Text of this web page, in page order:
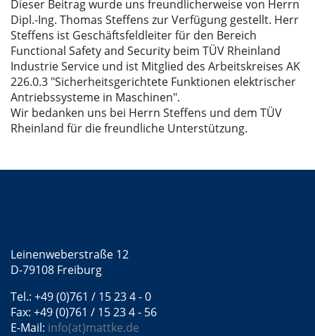
Dieser Beitrag wurde uns freundlicherweise von Herrn
Dipl.-Ing. Thomas Steffens zur Verfügung gestellt. Herr
Steffens ist Geschäftsfeldleiter für den Bereich
Functional Safety and Security beim TÜV Rheinland
Industrie Service und ist Mitglied des Arbeitskreises AK
226.0.3 "Sicherheitsgerichtete Funktionen elektrischer
Antriebssysteme in Maschinen".
Wir bedanken uns bei Herrn Steffens und dem TÜV
Rheinland für die freundliche Unterstützung.
Leinenweberstraße 12
D-79108 Freiburg
Tel.: +49 (0)761 / 15 23 4 - 0
Fax: +49 (0)761 / 15 23 4 - 56
E-Mail: info(at)mattke.de